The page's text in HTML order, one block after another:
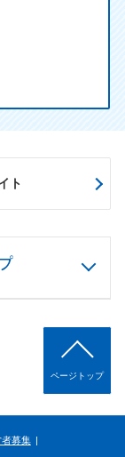
ト
ページトップ
募集